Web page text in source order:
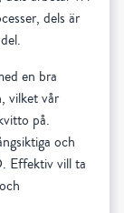
dels är
en bra
vilket vår
på.
och
Effektiv vill ta